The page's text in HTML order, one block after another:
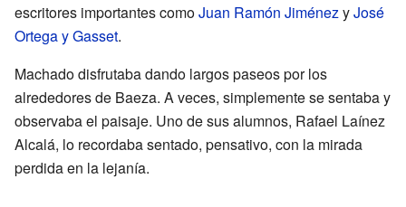
escritores importantes comoJuan Ramón Jiménez yJosé
Ortega y Gasset.
Machado disfrutaba dando largos paseos por los
alrededores de Baeza. A veces, simplemente se sentaba y
observaba el paisaje. Uno de sus alumnos, Rafael Laínez
Alcalá, lo recordaba sentado, pensativo, con la mirada
perdida en la lejanía.